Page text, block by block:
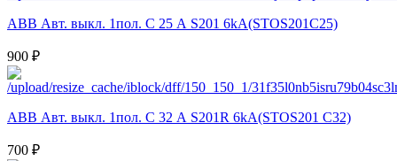
ABB Авт. выкл. 1пол. С 25 А S201 6kA(STOS201C25)
900 ₽
ABB Авт. выкл. 1пол. С 32 А S201R 6kA(STOS201 C32)
700 ₽